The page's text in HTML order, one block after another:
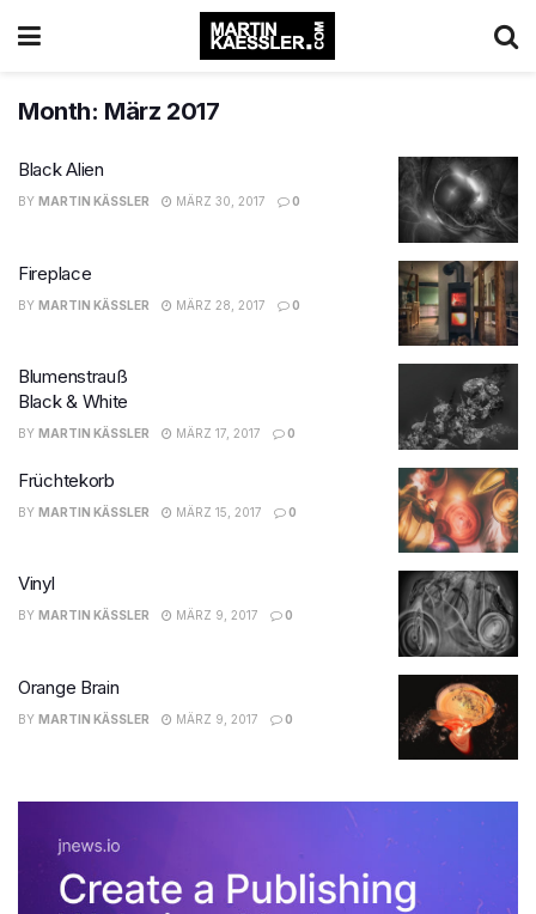
Month: März 2017
Black Alien
BY MARTIN KÄSSLER MÄRZ 30, 2017 0
Fireplace
BY MARTIN KÄSSLER MÄRZ 28, 2017 0
Blumenstrauß
Black & White
BY MARTIN KÄSSLER MÄRZ 17, 2017 0
Früchtekorb
BY MARTIN KÄSSLER MÄRZ 15, 2017 0
Vinyl
BY MARTIN KÄSSLER MÄRZ 9, 2017 0
Orange Brain
BY MARTIN KÄSSLER MÄRZ 9, 2017 0